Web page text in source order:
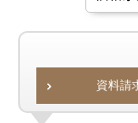
資料請